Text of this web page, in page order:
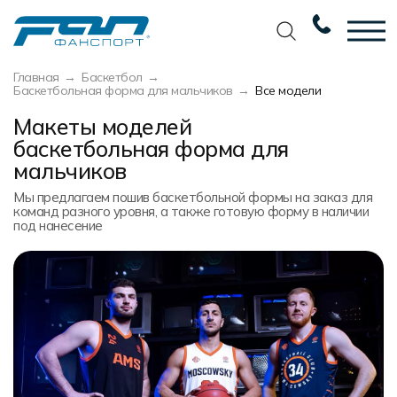
Главная
Баскетбол
Баскетбольная форма для мальчиков
Все модели
Макеты моделей
баскетбольная форма для
мальчиков
Мы предлагаем пошив баскетбольной формы на заказ для
команд разного уровня, а также готовую форму в наличии
под нанесение
Вернуться назад
Футбол
Баскетбол
Волейбол
Хоккей
Беговая форма
Другие виды спорта
Спортивная одежда
Мерч и сувенирка
Вернуться назад
Новости
Наши награды
Сертификаты
Наши работы
Галерея работ
Фото изделий
Наше производство
Вакансии
Вернуться назад
Разработка дизайна
Услуги по пошиву
Экипировка
Экипировка профессиональных
команд
Изготовление мерча
Пошив формы для курьеров
Вернуться назад
Разработка дизайна
Требования к макету
Технологии печати
Уход за изделиями
Виды тканей
Карта цветов
Таблица размеров
Маркировка и упаковка изделий